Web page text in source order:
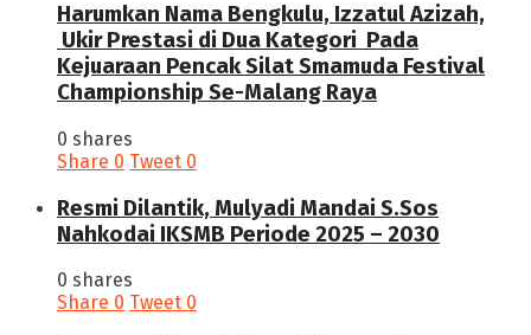
Harumkan Nama Bengkulu, Izzatul Azizah,
Ukir Prestasi di Dua Kategori Pada
Kejuaraan Pencak Silat Smamuda Festival
Championship Se-Malang Raya
0 shares
Share 0 Tweet 0
Resmi Dilantik, Mulyadi Mandai S.Sos
Nahkodai IKSMB Periode 2025 – 2030
0 shares
Share 0 Tweet 0